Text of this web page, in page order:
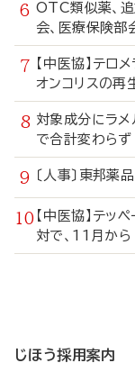
OTC類似薬、
会、医療保険部
【中医協】テ
オンコリスの再
対象成分にラ
で合計変わらず
〔人事〕東邦
【中医協】テ
対で、11月から
じほう採用案内